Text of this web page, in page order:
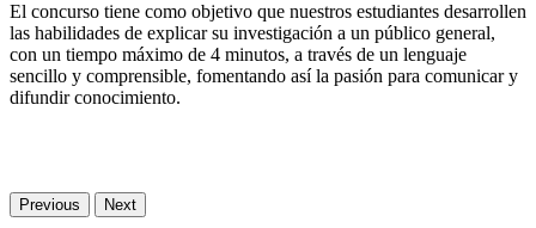
El concurso tiene como objetivo que nuestros estudiantes desarrollen
las habilidades de explicar su investigación a un público general,
con un tiempo máximo de 4 minutos, a través de un lenguaje
sencillo y comprensible, fomentando así la pasión para comunicar y
difundir conocimiento.
Previous Next